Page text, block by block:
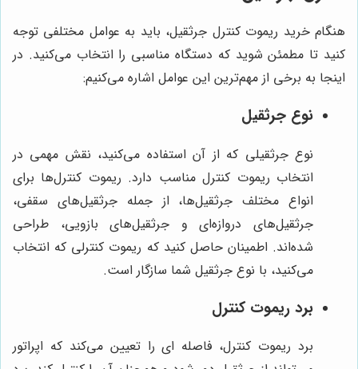
هنگام خرید ریموت کنترل جرثقیل، باید به عوامل مختلفی توجه
کنید تا مطمئن شوید که دستگاه مناسبی را انتخاب می‌کنید. در
اینجا به برخی از مهم‌ترین این عوامل اشاره می‌کنیم:
نوع جرثقیل
نوع جرثقیلی که از آن استفاده می‌کنید، نقش مهمی در
انتخاب ریموت کنترل مناسب دارد. ریموت کنترل‌ها برای
انواع مختلف جرثقیل‌ها، از جمله جرثقیل‌های سقفی،
جرثقیل‌های دروازه‌ای و جرثقیل‌های بازویی، طراحی
شده‌اند. اطمینان حاصل کنید که ریموت کنترلی که انتخاب
می‌کنید، با نوع جرثقیل شما سازگار است.
برد ریموت کنترل
برد ریموت کنترل، فاصله ای را تعیین می‌کند که اپراتور